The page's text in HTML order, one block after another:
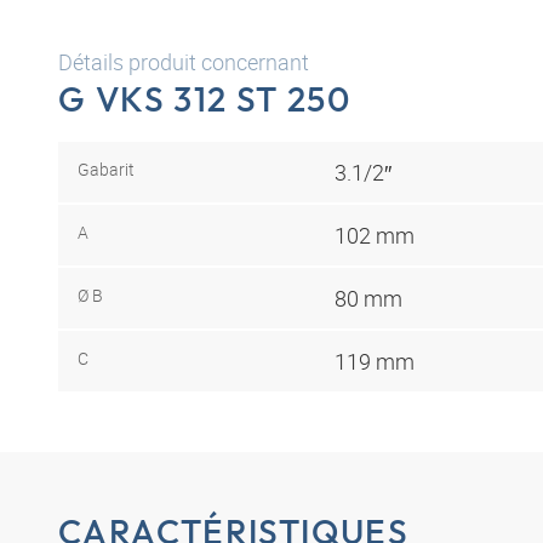
Détails produit concernant
G VKS 312 ST 250
Gabarit 3.1/2″
A 102 mm
Ø B 80 mm
C 119 mm
CARACTÉRISTIQUES